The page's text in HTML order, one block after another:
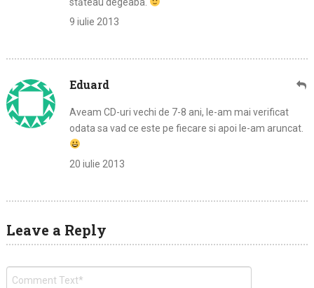
9 iulie 2013
Eduard
Aveam CD-uri vechi de 7-8 ani, le-am mai verificat
odata sa vad ce este pe fiecare si apoi le-am aruncat.
20 iulie 2013
Leave a Reply